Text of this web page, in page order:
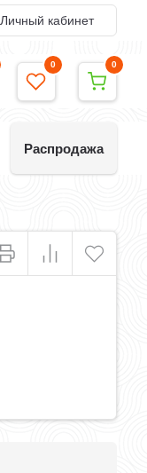
Личный кабинет
0 0
Распродажа